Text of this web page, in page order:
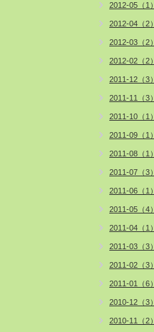
2012-05（1）
2012-04（2）
2012-03（2）
2012-02（2）
2011-12（3）
2011-11（3）
2011-10（1）
2011-09（1）
2011-08（1）
2011-07（3）
2011-06（1）
2011-05（4）
2011-04（1）
2011-03（3）
2011-02（3）
2011-01（6）
2010-12（3）
2010-11（2）